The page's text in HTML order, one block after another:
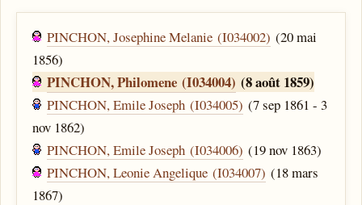
PINCHON, Josephine Melanie (I034002) (20 mai
1856)
PINCHON, Philomene (I034004) (8 août 1859)
PINCHON, Emile Joseph (I034005) (7 sep 1861 - 3
nov 1862)
PINCHON, Emile Joseph (I034006) (19 nov 1863)
PINCHON, Leonie Angelique (I034007) (18 mars
1867)